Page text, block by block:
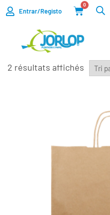
Entrar/Registo
0
2 résultats affichés